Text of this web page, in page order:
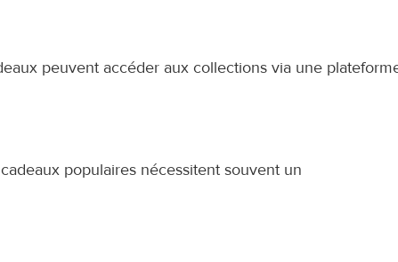
peuvent accéder aux collections via une
populaires nécessitent souvent un